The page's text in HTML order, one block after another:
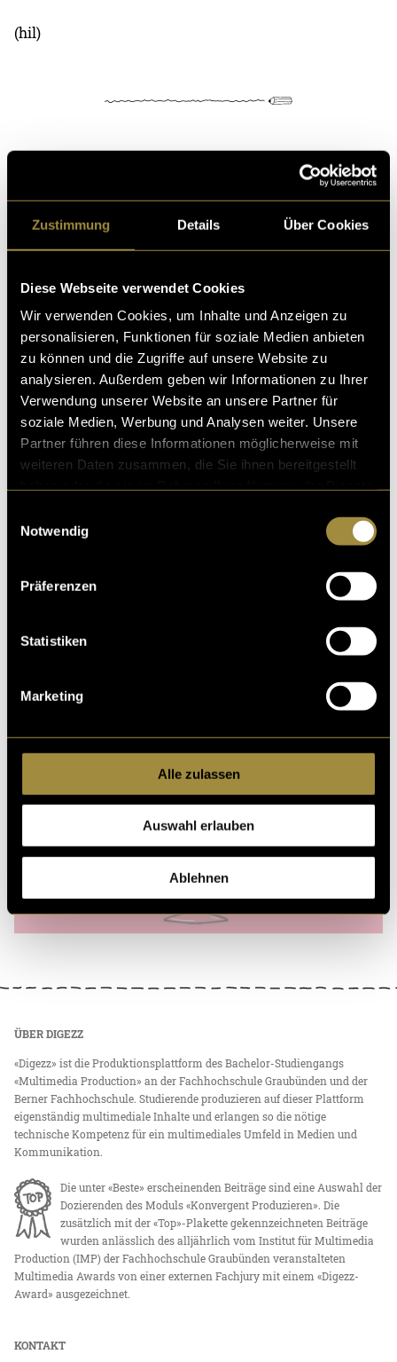
Zustimmung Details Über Cookies
Diese Webseite verwendet Cookies
Wir verwenden Cookies, um Inhalte und Anzeigen zu
personalisieren, Funktionen für soziale Medien anbieten
zu können und die Zugriffe auf unsere Website zu
analysieren. Außerdem geben wir Informationen zu Ihrer
Verwendung unserer Website an unsere Partner für
soziale Medien, Werbung und Analysen weiter. Unsere
Partner führen diese Informationen möglicherweise mit
weiteren Daten zusammen, die Sie ihnen bereitgestellt
Notwendig
Präferenzen
Statistiken
Marketing
Alle zulassen
Auswahl erlauben
Ablehnen
(hil)
ÜBER DIGEZZ
«Digezz» ist die Produktionsplattform des Bachelor-Studiengangs
«Multimedia Production» an der Fachhochschule Graubünden und der
Berner Fachhochschule. Studierende produzieren auf dieser Plattform
eigenständig multimediale Inhalte und erlangen so die nötige
technische Kompetenz für ein multimediales Umfeld in Medien und
Kommunikation.
Die unter «Beste» erscheinenden Beiträge sind eine Auswahl der
Dozierenden des Moduls «Konvergent Produzieren». Die
zusätzlich mit der «Top»-Plakette gekennzeichneten Beiträge
wurden anlässlich des alljährlich vom Institut für Multimedia
Production (IMP) der Fachhochschule Graubünden veranstalteten
Multimedia Awards von einer externen Fachjury mit einem «Digezz-
Award» ausgezeichnet.
KONTAKT